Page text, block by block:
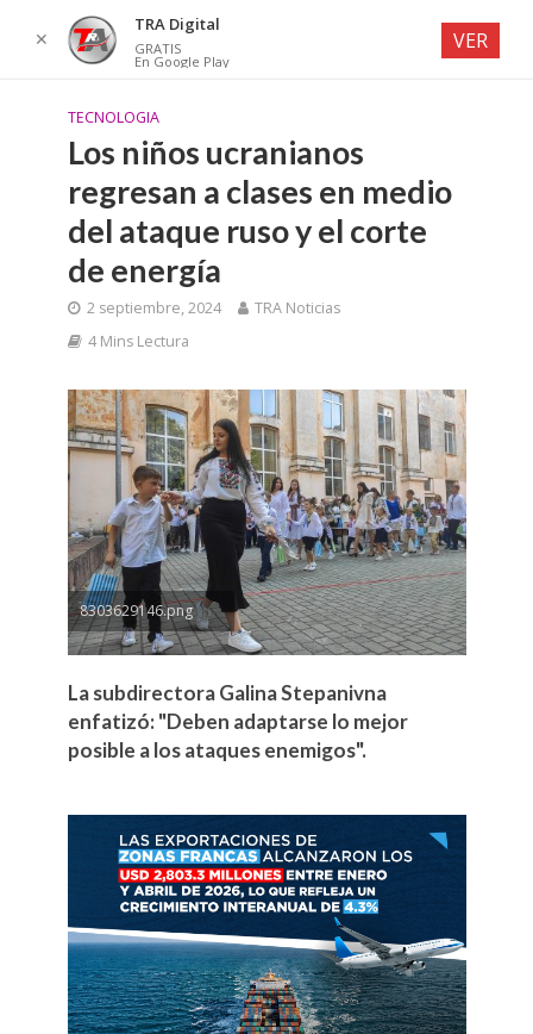
TECNOLOGIA
Los niños ucranianos
regresan a clases en medio
del ataque ruso y el corte
de energía
2 septiembre, 2024
TRA Noticias
4 Mins Lectura
8303629146.png
La subdirectora Galina Stepanivna
enfatizó: "Deben adaptarse lo mejor
posible a los ataques enemigos".
✕
TRA Digital
GRATIS
En Google Play
VER